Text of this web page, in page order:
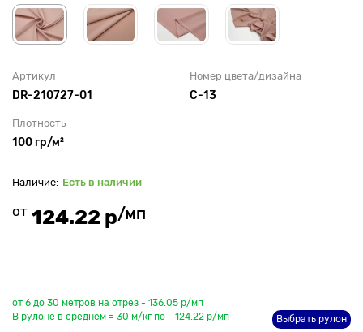
Артикул
DR-210727-01
Номер цвета/дизайна
C-13
Плотность
100 гр/м²
Есть в наличии
от 124.22 р/мп
от 6 до 30 метров на отрез - 136.05 р/мп
В рулоне в среднем = 30 м/кг по - 124.22 р/мп
Выбрать рулон